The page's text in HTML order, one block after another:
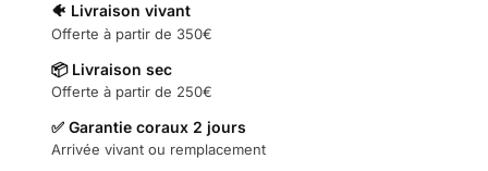
🐠 Livraison vivant
Offerte à partir de 350€
📦 Livraison sec
Offerte à partir de 250€
✅ Garantie coraux 2 jours
Arrivée vivant ou remplacement